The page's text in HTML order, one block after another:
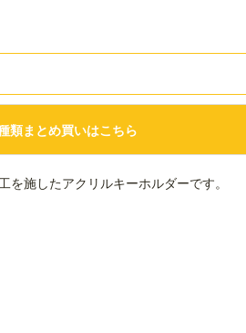
類まとめ買いはこちら
を施したアクリルキーホルダーです。